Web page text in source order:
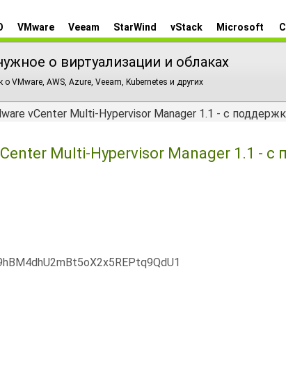
VMware Veeam StarWind vStack Microsoft
о виртуализации и облаках
о VMware, AWS, Azure, Veeam, Kubernetes и других
vCenter Multi-Hypervisor Manager 1.1 - с
Multi-Hypervisor Manager 1.1 - с